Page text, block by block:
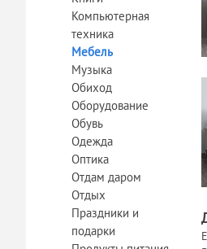
Компьютерная
техника
Мебель
Музыка
Обиход
Оборудование
Обувь
Одежда
Оптика
Отдам даром
Отдых
Праздники и
подарки